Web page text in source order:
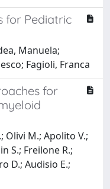
for Pediatric
Manuela;
Fagioli, Franca
for
Olivi M.; Apolito V.;
S.; Freilone R.;
D.; Audisio E.;